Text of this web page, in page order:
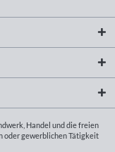
Handel und die freien
oder gewerblichen Tätigkeit